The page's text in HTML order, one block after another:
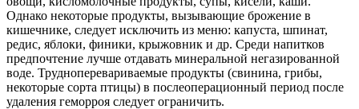
Однако некоторые продукты, вызывающие брожение в
кишечнике, следует исключить из меню: капуста, шпинат,
редис, яблоки, финики, крыжовник и др. Среди напитков
предпочтение лучше отдавать минеральной негазированной
воде. Трудноперевариваемые продукты (свинина, грибы,
некоторые сорта птицы) в послеоперационный период после
удаления геморроя следует ограничить.